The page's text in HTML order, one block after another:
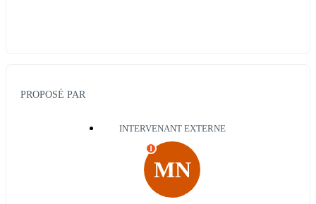
PROPOSÉ PAR
INTERVENANT EXTERNE
MN
I